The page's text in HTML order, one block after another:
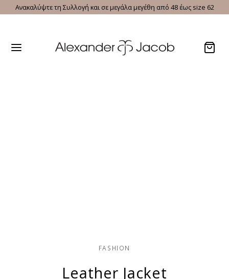
Ανακαλύψτε τη Συλλογή και σε μεγάλα μεγέθη από 48 έως size 62
FASHION
Leather Jacket